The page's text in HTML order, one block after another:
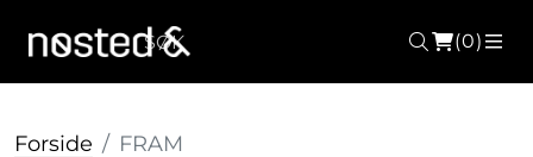
Søk
(0)
Forside FRAM